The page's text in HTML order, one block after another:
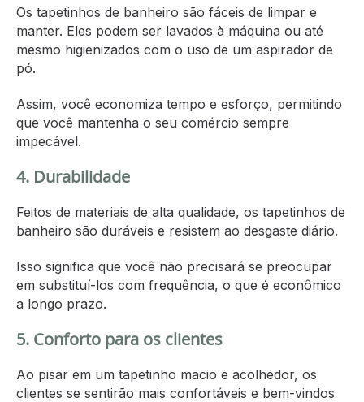
Os tapetinhos de banheiro são fáceis de limpar e
manter. Eles podem ser lavados à máquina ou até
mesmo higienizados com o uso de um aspirador de
pó.
Assim, você economiza tempo e esforço, permitindo
que você mantenha o seu comércio sempre
impecável.
4. Durabilidade
Feitos de materiais de alta qualidade, os tapetinhos de
banheiro são duráveis e resistem ao desgaste diário.
Isso significa que você não precisará se preocupar
em substituí-los com frequência, o que é econômico
a longo prazo.
5. Conforto para os clientes
Ao pisar em um tapetinho macio e acolhedor, os
clientes se sentirão mais confortáveis e bem-vindos